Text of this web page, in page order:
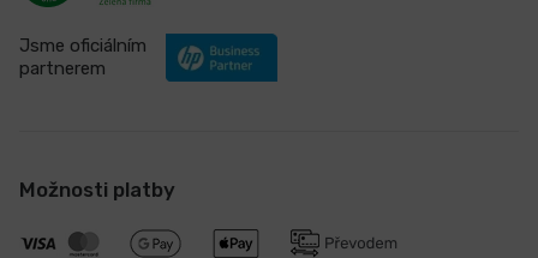
Jsme oficiálním
partnerem
Možnosti platby